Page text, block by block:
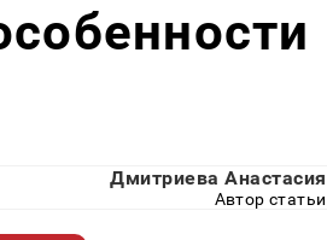
Дмитриева Анастасия
Автор статьи